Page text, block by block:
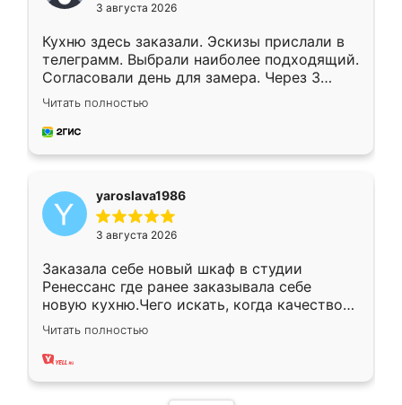
3 августа 2026
Кухню здесь заказали. Эскизы прислали в
телеграмм. Выбрали наиболее подходящий.
Согласовали день для замера. Через 3
недели кухня была уже готова. Остались
довольны работой. Спасибо Ренессанс
мебель за качественную работу!
Читать полностью
yaroslava1986
3 августа 2026
Заказала себе новый шкаф в студии
Ренессанс где ранее заказывала себе
новую кухню.Чего искать, когда качеством
вполне довольна. Служит кухня уже почти
два года, нареканий нет.
Читать полностью